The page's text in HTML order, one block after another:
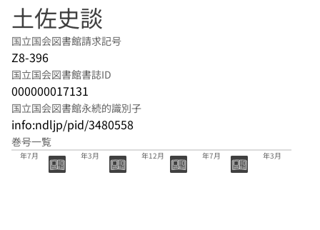
土佐史談
国立国会図書館請求記号
Z8-396
国立国会図書館書誌ID
000000017131
国立国会図書館永続的識別子
info:ndljp/pid/3480558
巻号一覧
292号 2026
年7月
年3月
年12月
年7月
年3月